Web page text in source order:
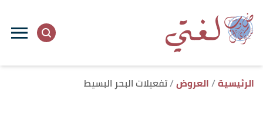
الرئيسية العروض تفعيلات البحر البسيط